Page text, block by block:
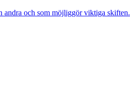
andra och som möjliggör viktiga skiften.